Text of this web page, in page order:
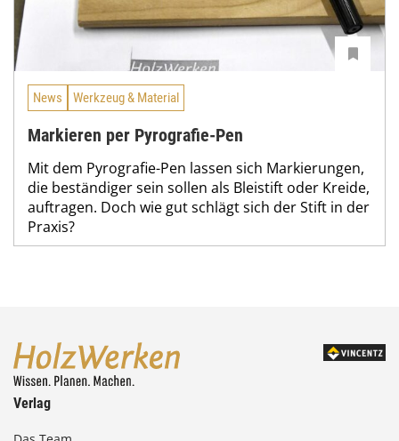
News Werkzeug & Material
Markieren per Pyrografie-Pen
Mit dem Pyrografie-Pen lassen sich Markierungen,
die beständiger sein sollen als Bleistift oder Kreide,
auftragen. Doch wie gut schlägt sich der Stift in der
Praxis?
Verlag